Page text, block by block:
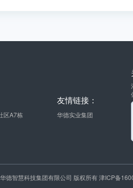
区A7栋
友情链接：
华德实业集团
德智慧科技集团有限公司 版权所有 津ICP备